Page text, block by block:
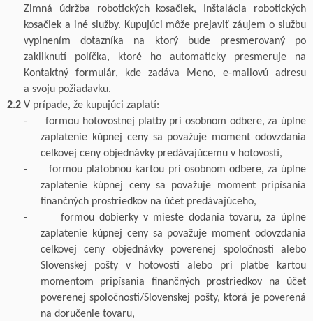
Zimná údržba robotických kosačiek, Inštalácia robotických
kosačiek a iné služby. Kupujúci môže prejaviť záujem o službu
vyplnením dotazníka na ktorý bude presmerovaný po
zakliknutí políčka, ktoré ho automaticky presmeruje na
Kontaktný formulár, kde zadáva Meno, e-mailovú adresu
a svoju požiadavku.
2.2 V prípade, že kupujúci zaplatí:
-
formou hotovostnej platby pri osobnom odbere, za úplne
zaplatenie kúpnej ceny sa považuje moment odovzdania
celkovej ceny objednávky predávajúcemu v hotovosti,
-
formou platobnou kartou pri osobnom odbere, za úplne
zaplatenie kúpnej ceny sa považuje moment pripísania
finančných prostriedkov na účet predávajúceho,
-
formoudobierky v mieste dodania tovaru, za úplne
zaplatenie kúpnej ceny sa považuje moment odovzdania
celkovej ceny objednávky poverenej spoločnosti alebo
Slovenskej pošty v
hotovosti alebo pri platbe kartou
momentom pripísania finančných prostriedkov na účet
poverenej spoločnosti/Slovenskej pošty, ktorá je poverená
na doručenie tovaru,